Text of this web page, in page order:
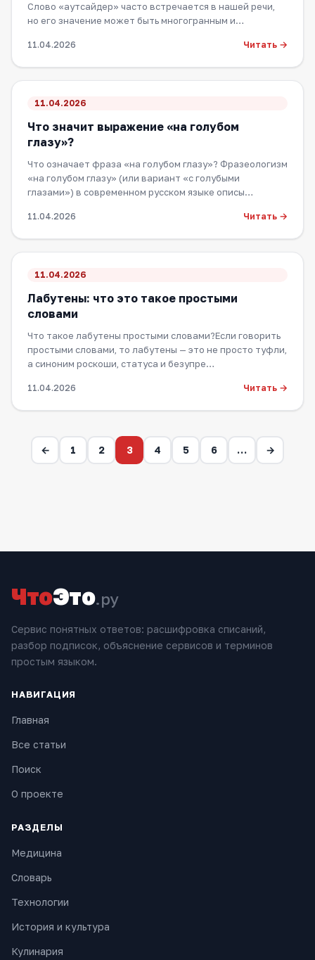
Слово «аутсайдер» часто встречается в нашей речи,
но его значение может быть многогранным и…
11.04.2026 Читать →
11.04.2026
Что значит выражение «на голубом
глазу»?
Что означает фраза «на голубом глазу»? Фразеологизм
«на голубом глазу» (или вариант «с голубыми
глазами») в современном русском языке описы…
11.04.2026 Читать →
11.04.2026
Лабутены: что это такое простыми
словами
Что такое лабутены простыми словами?Если говорить
простыми словами, то лабутены — это не просто туфли,
а синоним роскоши, статуса и безупре…
11.04.2026 Читать →
← 1 2 3 4 5 6 … →
ЧтоЭто.ру
Сервис понятных ответов: расшифровка списаний,
разбор подписок, объяснение сервисов и терминов
простым языком.
НАВИГАЦИЯ
Главная
Все статьи
Поиск
О проекте
РАЗДЕЛЫ
Медицина
Словарь
Технологии
История и культура
Кулинария